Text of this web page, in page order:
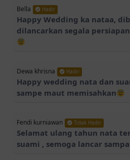
Hadir
Happy Wedding ka nataa,
dilancarkan segala
Hadir
Happy wedding nata dan
sampe maut memisahkan
Tidak Hadir
Selamat ulang tahun nata
suami , semoga lancar